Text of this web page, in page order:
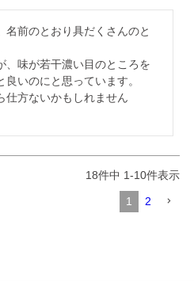
名前のとおり具だくさんのと
、味が若干濃い目のところを
いのにと思っています。
仕方ないかもしれません
18件中 1-10件表示
1 2